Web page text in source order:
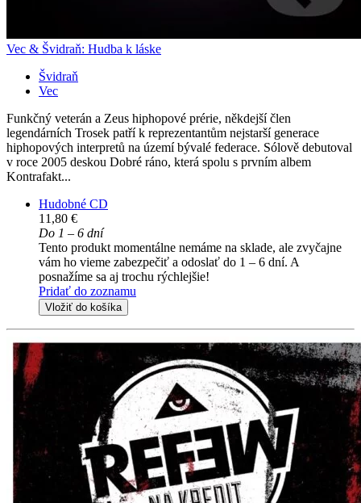
Vec & Švidraň: Hudba k láske
Švidraň
Vec
Funkčný veterán a Zeus hiphopové prérie, někdejší člen
legendárních Trosek patří k reprezentantům nejstarší generace
hiphopových interpretů na území bývalé federace. Sólově debutoval
v roce 2005 deskou Dobré ráno, která spolu s prvním albem
Kontrafakt...
Hudobné CD
11,80 €
Do 1 – 6 dní
Tento produkt momentálne nemáme na sklade, ale zvyčajne
vám ho vieme zabezpečiť a odoslať do 1 – 6 dní. A
posnažíme sa aj trochu rýchlejšie!
Pridať do zoznamu
Vložiť do košíka